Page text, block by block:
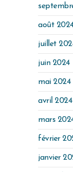
août
juillet
juin 2024
mai 2024
avril 2024
mars
février
janvier